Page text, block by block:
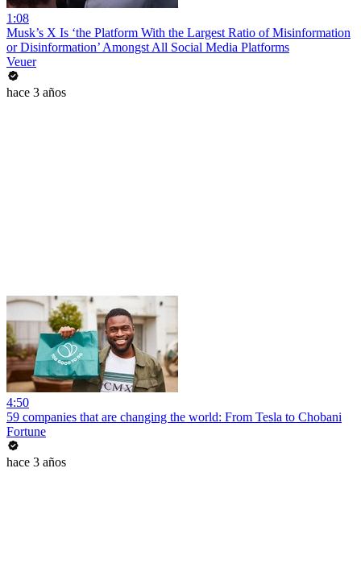
1:08
Musk’s X Is ‘the Platform With the Largest Ratio of Misinformation
or Disinformation’ Amongst All Social Media Platforms
Veuer
hace 3 años
4:50
59 companies that are changing the world: From Tesla to Chobani
Fortune
hace 3 años